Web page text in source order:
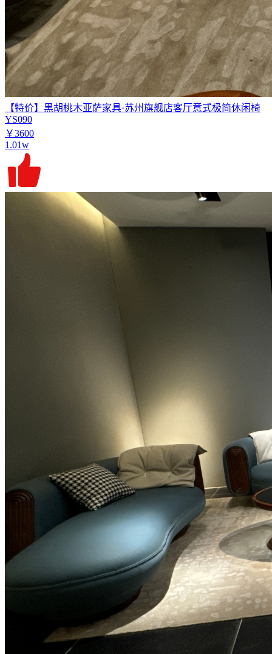
【特价】黑胡桃木亚萨家具·苏州旗舰店客厅意式极简休闲椅
YS090
￥3600
1.01w